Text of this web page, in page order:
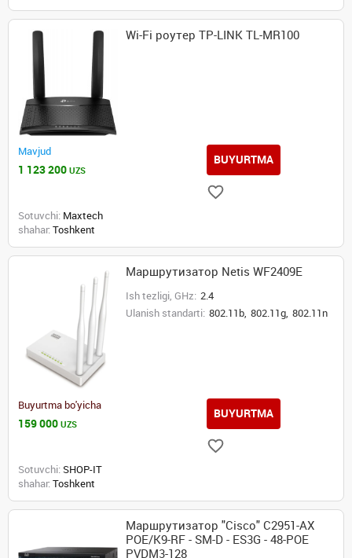
Wi-Fi роутер TP-LINK TL-MR100
Mavjud
1 123 200 UZS
BUYURTMA
Sotuvchi: Maxtech
shahar: Toshkent
Маршрутизатор Netis WF2409E
Ish tezligi, GHz: 2.4
Ulanish standarti: 802.11b, 802.11g, 802.11n
Buyurtma bo'yicha
159 000 UZS
BUYURTMA
Sotuvchi: SHOP-IT
shahar: Toshkent
Маршрутизатор "Cisco" C2951-AX
POE/K9-RF - SM-D - ES3G - 48-POE
PVDM3-128